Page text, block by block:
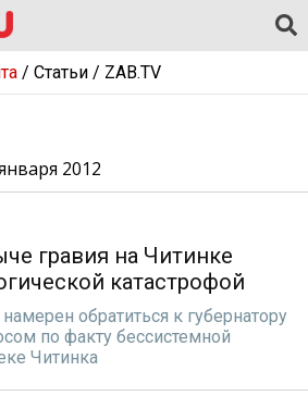
/ Статьи/ ZAB.TV
2012
гравия на Читинке
катастрофой
обратиться к губернатору
по факту бессистемной
Читинка